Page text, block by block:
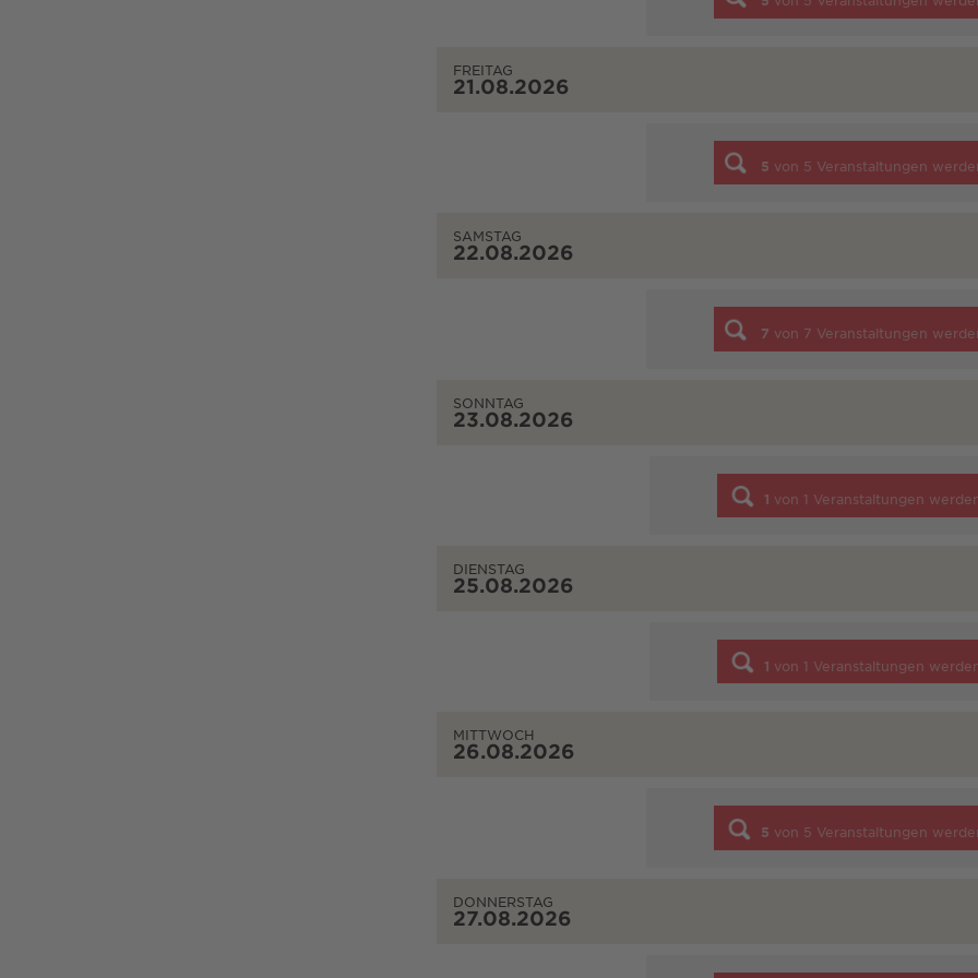
FREITAG
21.08.2026
5 von 5 Veranstaltungen
SAMSTAG
22.08.2026
7 von 7 Veranstaltungen
SONNTAG
23.08.2026
1 von 1 Veranstaltungen
DIENSTAG
25.08.2026
1 von 1 Veranstaltungen
MITTWOCH
26.08.2026
5 von 5 Veranstaltungen
DONNERSTAG
27.08.2026